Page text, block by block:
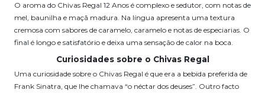
O aroma do Chivas Regal 12 Anos é complexo e sedutor, com notas de
mel, baunilha e maçã madura. Na língua apresenta uma textura
cremosa com sabores de caramelo, caramelo e notas de especiarias. O
final é longo e satisfatório e deixa uma sensação de calor na boca.
Curiosidades sobre o Chivas Regal
Uma curiosidade sobre o Chivas Regal é que era a bebida preferida de
Frank Sinatra, que lhe chamava “o néctar dos deuses”. Outro facto